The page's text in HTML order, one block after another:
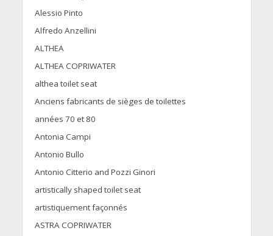
Alessio Pinto
Alfredo Anzellini
ALTHEA
ALTHEA COPRIWATER
althea toilet seat
Anciens fabricants de sièges de toilettes
années 70 et 80
Antonia Campi
Antonio Bullo
Antonio Citterio and Pozzi Ginori
artistically shaped toilet seat
artistiquement façonnés
ASTRA COPRIWATER